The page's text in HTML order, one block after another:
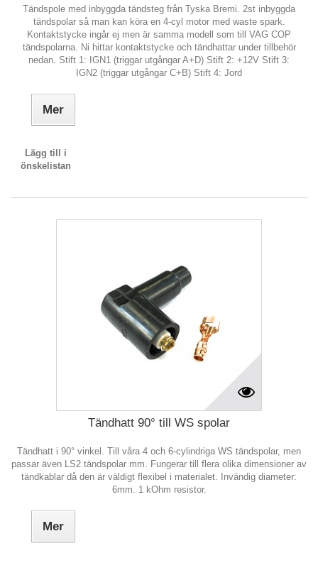
Tändspole med inbyggda tändsteg från Tyska Bremi. 2st inbyggda
tändspolar så man kan köra en 4-cyl motor med waste spark.
Kontaktstycke ingår ej men är samma modell som till VAG COP
tändspolarna. Ni hittar kontaktstycke och tändhattar under tillbehör
nedan. Stift 1: IGN1 (triggar utgångar A+D) Stift 2: +12V Stift 3:
IGN2 (triggar utgångar C+B) Stift 4: Jord
Mer
Lägg till i
önskelistan
Tändhatt 90° till WS spolar
Tändhatt i 90° vinkel. Till våra 4 och 6-cylindriga WS tändspolar, men
passar även LS2 tändspolar mm. Fungerar till flera olika dimensioner av
tändkablar då den är väldigt flexibel i materialet. Invändig diameter:
6mm. 1 kOhm resistor.
Mer